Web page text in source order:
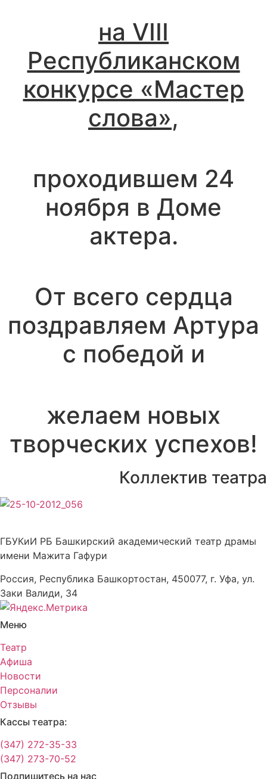
на VIII
Республиканском
конкурсе «Мастер
слова»,
проходившем 24
ноября в Доме
актера.
От всего сердца
поздравляем Артура
с победой и
желаем новых
творческих успехов!
Коллектив театра
ГБУКиИ РБ Башкирский академический театр драмы
имени Мажита Гафури
Россия, Республика Башкортостан, 450077, г. Уфа, ул.
Заки Валиди, 34
Меню
Театр
Афиша
Новости
Персоналии
Отзывы
Кассы театра:
(347) 272-35-33
(347) 273-70-52
Подпишитесь на нас